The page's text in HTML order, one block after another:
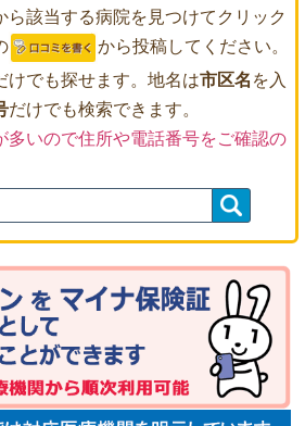
該当する病院を見つけてクリック
から投稿してください。
でも探せます。地名は市区名を入
だけでも検索できます。
多いので住所や電話番号をご確認の